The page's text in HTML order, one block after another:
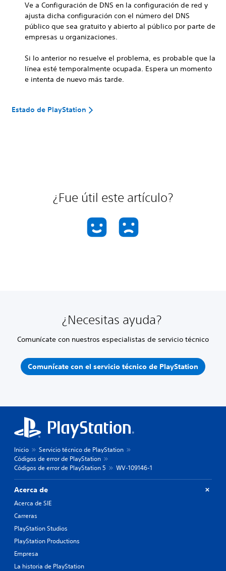
Ve a Configuración de DNS en la configuración de red y
ajusta dicha configuración con el número del DNS
público que sea gratuito y abierto al público por parte de
empresas u organizaciones.
Si lo anterior no resuelve el problema, es probable que la
línea esté temporalmente ocupada. Espera un momento
e intenta de nuevo más tarde.
Estado de PlayStation
¿Fue útil este artículo?
¿Necesitas ayuda?
Comunícate con nuestros especialistas de servicio técnico
Comunícate con el servicio técnico de PlayStation
Inicio
Servicio técnico de PlayStation
Códigos de error de PlayStation
Códigos de error de PlayStation 5
WV-109146-1
Acerca de
Acerca de SIE
Carreras
PlayStation Studios
PlayStation Productions
Empresa
La historia de PlayStation